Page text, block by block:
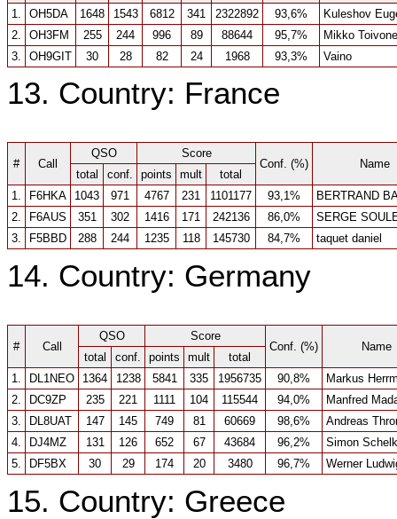
1.
OH5DA 1648 1543 6812 341 2322892 93,6%
Kuleshov
2.
OH3FM 255 244 996 89 88644 95,7%
Mikko
3.
OH9GIT 30 28 82 24 1968 93,3% Vaino
13. Country: France
# Call
QSO
Score
Conf. (%)
Name
total
conf. points mult
total
1.
F6HKA 1043 971 4767 231 1101177 93,1%
BERTRAND
2.
F6AUS 351 302 1416 171 242136 86,0%
SERGE
3.
F5BBD 288 244 1235 118 145730 84,7% taquet daniel
14. Country: Germany
# Call
QSO
Score
Conf. (%)
Name
total
conf. points mult
total
1.
DL1NEO 1364 1238 5841 335 1956735 90,8%
Markus
2.
DC9ZP 235 221 1111 104 115544 94,0%
Manfred
3.
DL8UAT 147 145 749 81 60669 98,6%
Andreas
4.
DJ4MZ 131 126 652 67 43684 96,2%
Simon
5.
DF5BX 30 29 174 20 3480 96,7% Werner
15. Country: Greece